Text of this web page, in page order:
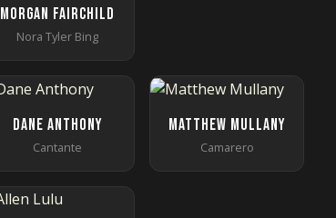
Morgan Fairchild
Nora Tyler Bing
Dane Anthony
Cantante
Matthew Mullany
Camarero